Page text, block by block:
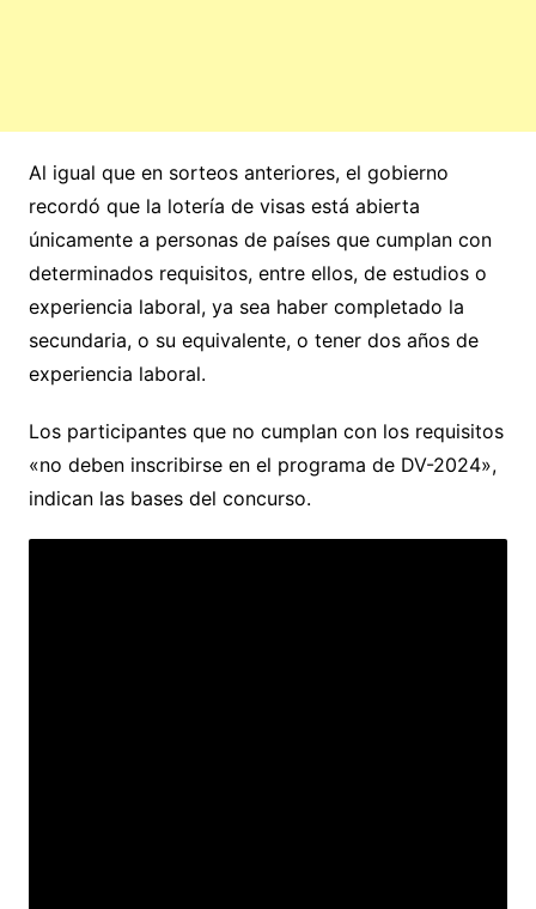
Al igual que en sorteos anteriores, el gobierno
recordó que la lotería de visas está abierta
únicamente a personas de países que cumplan con
determinados requisitos, entre ellos, de estudios o
experiencia laboral, ya sea haber completado la
secundaria, o su equivalente, o tener dos años de
experiencia laboral.
Los participantes que no cumplan con los requisitos
«no deben inscribirse en el programa de DV-2024»,
indican las bases del concurso.